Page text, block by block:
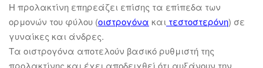
Η προλακτίνη επηρεάζει επίσης τα επίπεδα των
ορμονών του φύλου (οιστρογόνα και τεστοστερόνη) σε
γυναίκες και άνδρες.
Τα οιστρογόνα αποτελούν βασικό ρυθμιστή της
προλακτίνης και έχει αποδειχθεί ότι αυξάνουν την